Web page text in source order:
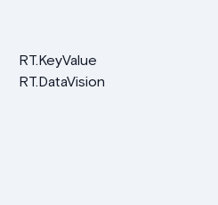
RT.KeyValue
RT.DataVision